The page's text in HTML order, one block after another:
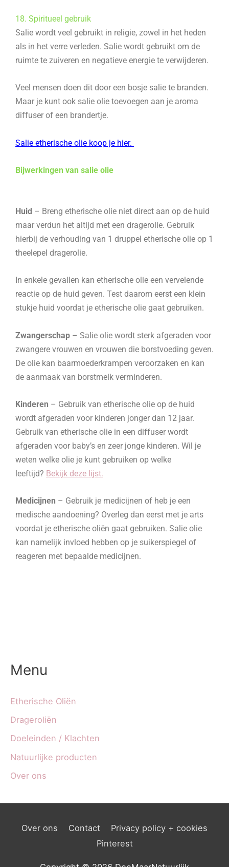
18. Spiritueel gebruik
Salie wordt veel gebruikt in religie, zowel in het heden
als in het verre verleden. Salie wordt gebruikt om de
ruimte te zuiveren en negatieve energie te verwijderen.
Veel mensen doen dit door een bosje salie te branden.
Maar je kunt ook salie olie toevoegen aan je aroma
diffuser of een brandertje.
Salie etherische olie koop je hier.
Bijwerkingen van salie olie
Huid – Breng etherische olie niet direct aan op de huid
maar verdun het altijd met een dragerolie. Gebruik
hierbij de verhouding van 1 druppel etherische olie op 1
theelepel dragerolie.
In enkele gevallen kan etherische olie een vervelende
reactie op de huid geven. Test daarom eerst een klein
stukje huid voordat je etherische olie gaat gebruiken.
Zwangerschap – Salie olie wordt sterk afgeraden voor
zwangere vrouwen en vrouwen die borstvoeding geven.
De olie kan baarmoederkrampen veroorzaken en kan
de aanmaak van borstmelk verminderen.
Kinderen – Gebruik van etherische olie op de huid
wordt afgeraden voor kinderen jonger dan 12 jaar.
Gebruik van etherische olie in een diffuser wordt
afgeraden voor baby’s en zeer jonge kinderen. Wil je
weten welke olie je kunt gebruiken op welke
leeftijd? Bekijk deze lijst.
Medicijnen – Gebruik je medicijnen of heb je een
medische aandoening? Overleg dan eerst met je arts
voordat je etherische oliën gaat gebruiken. Salie olie
kan namelijk invloed hebben op je suikerspiegel of
reageren met bepaalde medicijnen.
Menu
Etherische Oliën
Drageroliën
Doeleinden / Klachten
Natuurlijke producten
Over ons
Over ons Contact
Privacy policy + cookies
Pinterest